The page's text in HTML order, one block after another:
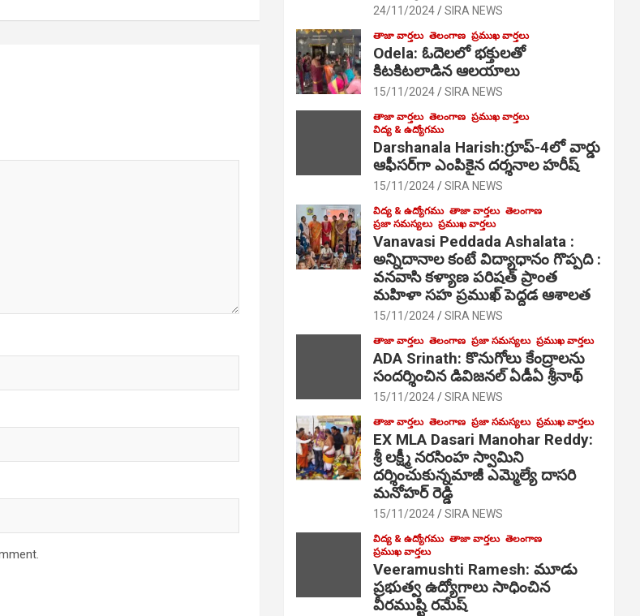
24/11/2024 SIRA NEWS
తాజా వార్తలు తెలంగాణ ప్రముఖ వార్తలు
Odela: ఓదెల‌లో భక్తులతో
కిటకిటలాడిన ఆల‌యాలు
15/11/2024 SIRA NEWS
తాజా వార్తలు తెలంగాణ ప్రముఖ వార్తలు
విద్య & ఉద్యోగము
Darshanala Harish:గ్రూప్-4లో వార్డు
ఆఫీసర్‌గా ఎంపికైన దర్శనాల హరీష్
15/11/2024 SIRA NEWS
విద్య & ఉద్యోగము తాజా వార్తలు తెలంగాణ
ప్రజా సమస్యలు ప్రముఖ వార్తలు
Vanavasi Peddada Ashalata :
అన్నిదానాల కంటే విద్యాధానం గొప్పది :
వనవాసి కళ్యాణ పరిషత్ ప్రాంత
మహిళా సహ ప్రముఖ్ పెద్దడ ఆశాలత
15/11/2024 SIRA NEWS
తాజా వార్తలు తెలంగాణ ప్రజా సమస్యలు ప్రముఖ వార్తలు
ADA Srinath: కొనుగోలు కేంద్రాల‌ను
సంద‌ర్శించిన డివిజనల్ ఏడీఏ శ్రీనాథ్
15/11/2024 SIRA NEWS
తాజా వార్తలు తెలంగాణ ప్రజా సమస్యలు ప్రముఖ వార్తలు
EX MLA Dasari Manohar Reddy:
శ్రీ లక్ష్మీ నరసింహ స్వామిని
దర్శించుకున్నమాజీ ఎమ్మెల్యే దాసరి
మనోహర్ రెడ్డి
15/11/2024 SIRA NEWS
విద్య & ఉద్యోగము తాజా వార్తలు తెలంగాణ
ప్రముఖ వార్తలు
Veeramushti Ramesh: మూడు
ప్రభుత్వ ఉద్యోగాలు సాధించిన
వీరముష్టి రమేష్